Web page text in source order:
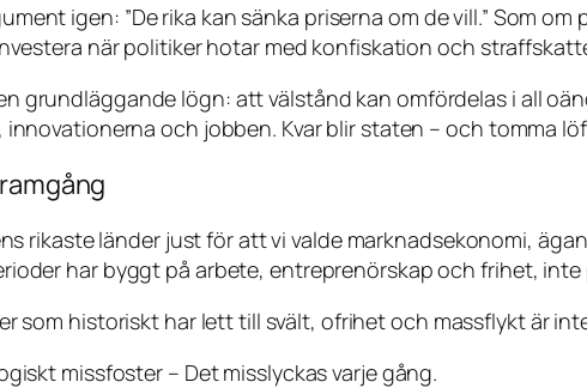
igen: ”De rika kan sänka priserna om de vill.” Som om
när politiker hotar med konfiskation och
grundläggande lögn: att välstånd kan omfördelas i all
och jobben. Kvar blir staten – och tomma
rikaste länder just för att vi valde marknadsekonomi,
har byggt på arbete, entreprenörskap och frihet,
som historiskt har lett till svält, ofrihet och massflykt är
missfoster – Det misslyckas varje gång.